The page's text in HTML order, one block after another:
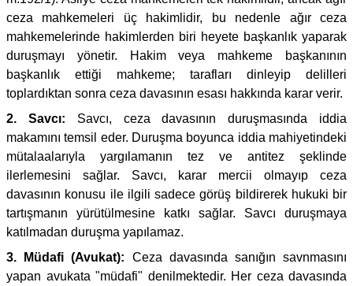
ceza mahkemeleri üç hakimlidir, bu nedenle ağır ceza
mahkemelerinde hakimlerden biri heyete başkanlık yaparak
duruşmayı yönetir. Hakim veya mahkeme başkanının
başkanlık ettiği mahkeme; tarafları dinleyip delilleri
toplardıktan sonra ceza davasının esası hakkında karar verir.
2. Savcı: Savcı, ceza davasının duruşmasında iddia
makamını temsil eder. Duruşma boyunca iddia mahiyetindeki
mütalaalarıyla yargılamanın tez ve antitez şeklinde
ilerlemesini sağlar. Savcı, karar mercii olmayıp ceza
davasının konusu ile ilgili sadece görüş bildirerek hukuki bir
tartışmanın yürütülmesine katkı sağlar. Savcı duruşmaya
katılmadan duruşma yapılamaz.
3. Müdafi (Avukat): Ceza davasında sanığın savnmasını
yapan avukata "müdafi" denilmektedir. Her ceza davasında